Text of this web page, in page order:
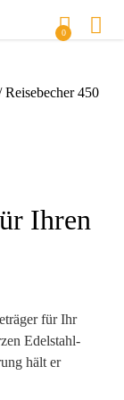
0
450
Ihren
für Ihr
Edelstahl-
hält er